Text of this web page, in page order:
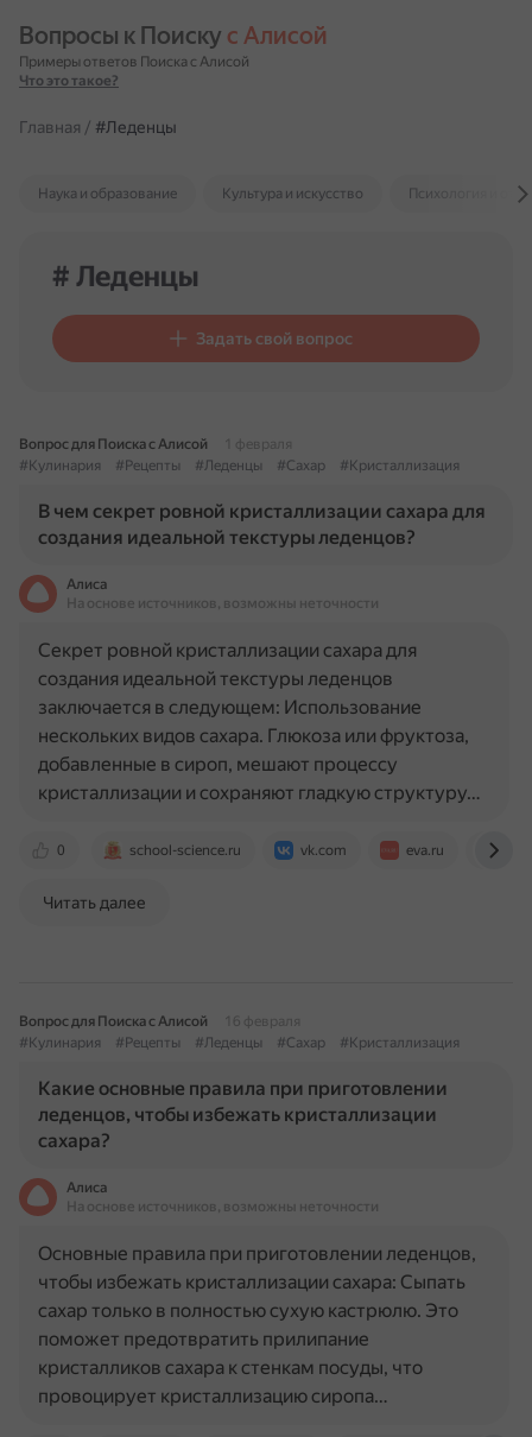
Вопросы к Поиску с Алисой
Примеры ответов Поиска с Алисой
Что это такое?
Главная / #Леденцы
Наука и образование Культура и искусство Психология и
# Леденцы
Задать свой вопрос
Вопрос для Поиска с Алисой
1 февраля
#Кулинария
#Рецепты #Леденцы #Сахар #Кристаллизация
В чем секрет ровной кристаллизации сахара для
создания идеальной текстуры леденцов?
Алиса
На основе источников, возможны неточности
0 school-science.ru vk.com eva.ru
Секрет ровной кристаллизации сахара для
создания идеальной текстуры леденцов
заключается в следующем: Использование
нескольких видов сахара. Глюкоза или фруктоза,
добавленные в сироп, мешают процессу
кристаллизации и сохраняют гладкую структуру…
Читать далее
Вопрос для Поиска с Алисой
16 февраля
#Кулинария
#Рецепты #Леденцы #Сахар #Кристаллизация
Какие основные правила при приготовлении
леденцов, чтобы избежать кристаллизации
сахара?
Алиса
На основе источников, возможны неточности
Основные правила при приготовлении леденцов,
чтобы избежать кристаллизации сахара: Сыпать
сахар только в полностью сухую кастрюлю. Это
поможет предотвратить прилипание
кристалликов сахара к стенкам посуды, что
провоцирует кристаллизацию сиропа…